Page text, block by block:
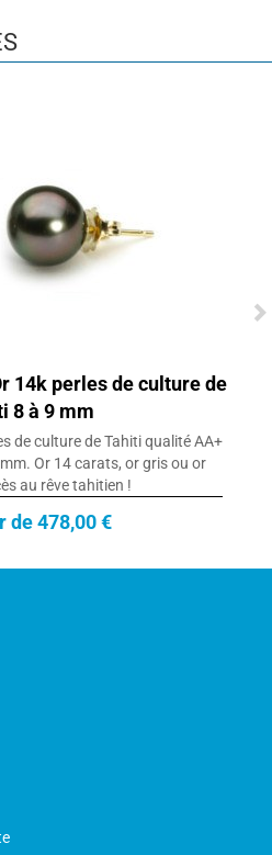
14k perles de culture de
8 à 9 mm
de culture de Tahiti qualité AA+
Or 14 carats, or gris ou or
au rêve tahitien !
de 478,00 €